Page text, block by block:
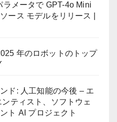
ラメータで GPT-4o Mini
ース モデルをリリース |
年のロボットのトップ
ド: 人工知能の今後 – エ
ティスト、ソフトウェ
ト AI プロジェクト